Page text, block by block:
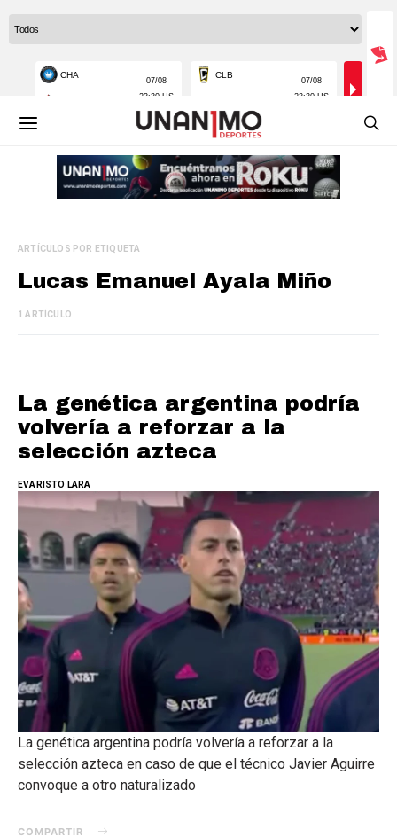
ARTÍCULOS POR ETIQUETA
Lucas Emanuel Ayala Miño
1 ARTÍCULO
La genética argentina podría
volvería a reforzar a la
selección azteca
EVARISTO LARA
La genética argentina podría volvería a reforzar a la
selección azteca en caso de que el técnico Javier Aguirre
convoque a otro naturalizado
COMPARTIR